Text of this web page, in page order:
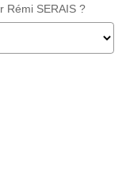
Rémi SERAIS ?